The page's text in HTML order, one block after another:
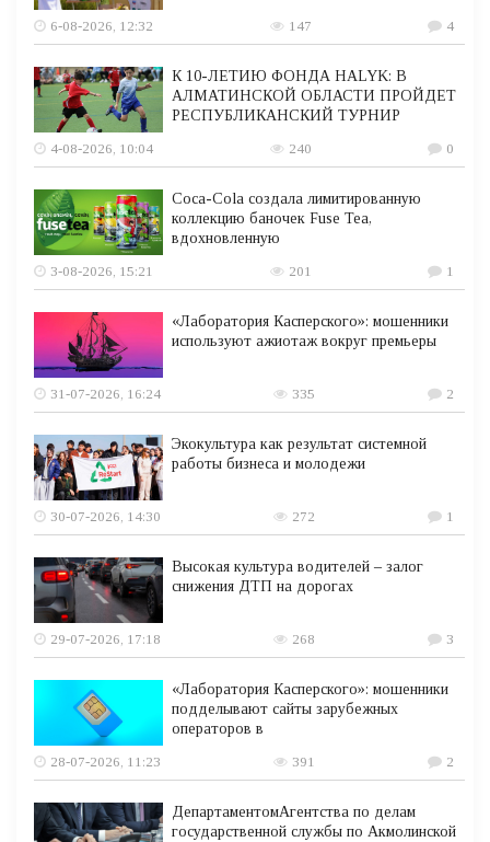
6-08-2026, 12:32 147 4
К 10-ЛЕТИЮ ФОНДА HALYK: В
АЛМАТИНСКОЙ ОБЛАСТИ ПРОЙДЕТ
РЕСПУБЛИКАНСКИЙ ТУРНИР
4-08-2026, 10:04
240 0
Coca-Cola создала лимитированную
коллекцию баночек Fuse Tea,
вдохновленную
3-08-2026, 15:21
201 1
«Лаборатория Касперского»: мошенники
используют ажиотаж вокруг премьеры
31-07-2026, 16:24 335 2
Экокультура как результат системной
работы бизнеса и молодежи
30-07-2026, 14:30 272 1
Высокая культура водителей – залог
снижения ДТП на дорогах
29-07-2026, 17:18 268 3
«Лаборатория Касперского»: мошенники
подделывают сайты зарубежных
операторов в
28-07-2026, 11:23
391 2
ДепартаментомАгентства по делам
государственной службы по Акмолинской